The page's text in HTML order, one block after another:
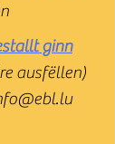
ginn
ausfëllen)